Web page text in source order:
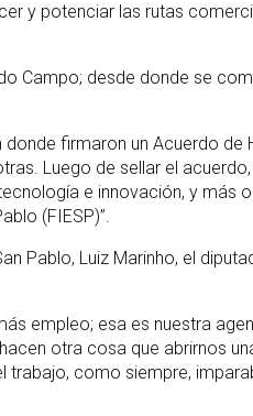
y potenciar las rutas
Campo; desde donde se
firmaron un Acuerdo
Luego de sellar el
e innovación, y más
(FIESP)”.
Pablo, Luiz Marinho, el
empleo; esa es nuestra
otra cosa que abrirnos
como siempre,